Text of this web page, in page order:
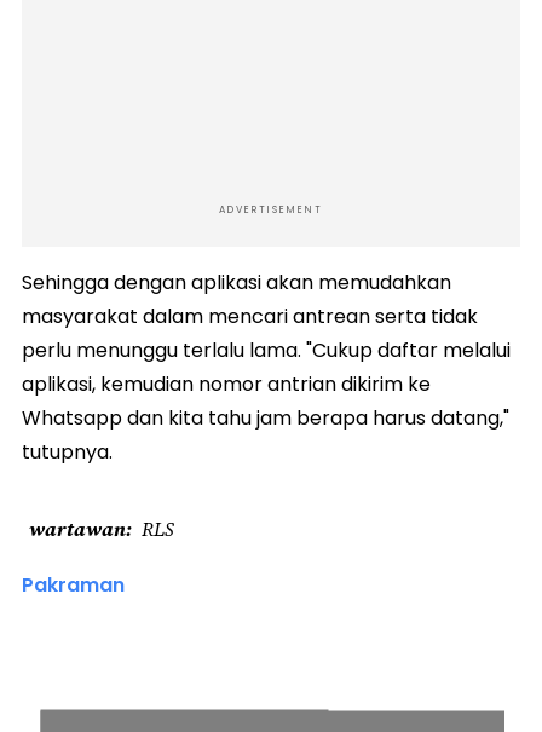
ADVERTISEMENT
Sehingga dengan aplikasi akan memudahkan
masyarakat dalam mencari antrean serta tidak
perlu menunggu terlalu lama. "Cukup daftar melalui
aplikasi, kemudian nomor antrian dikirim ke
Whatsapp dan kita tahu jam berapa harus datang,"
tutupnya.
wartawan RLS
Pakraman